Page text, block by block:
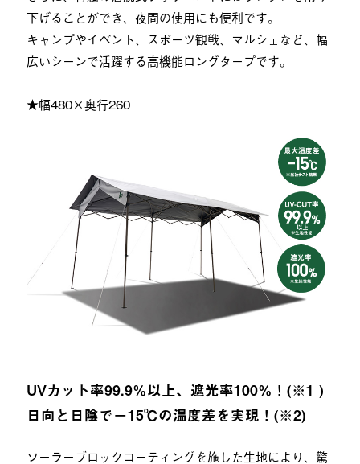
下げることができ、夜間の使用にも便利です。
キャンプやイベント、スポーツ観戦、マルシェなど、幅
広いシーンで活躍する高機能ロングタープです。
★幅480×奥行260
UVカット率99.9％以上、遮光率100％！(※1 )
日向と日陰で−15℃の温度差を実現！(※2)
ソーラーブロックコーティングを施した生地により、驚